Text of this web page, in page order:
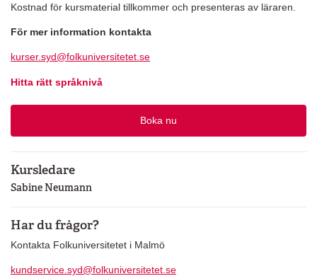
Kostnad för kursmaterial tillkommer och presenteras av läraren.
För mer information kontakta
kurser.syd@folkuniversitetet.se
Hitta rätt språknivå
Boka nu
Kursledare
Sabine Neumann
Har du frågor?
Kontakta Folkuniversitetet i Malmö
kundservice.syd@folkuniversitetet.se